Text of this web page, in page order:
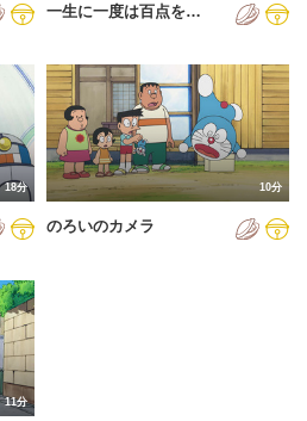
一生に一度は百点を…
18分 10分
のろいのカメラ
11分